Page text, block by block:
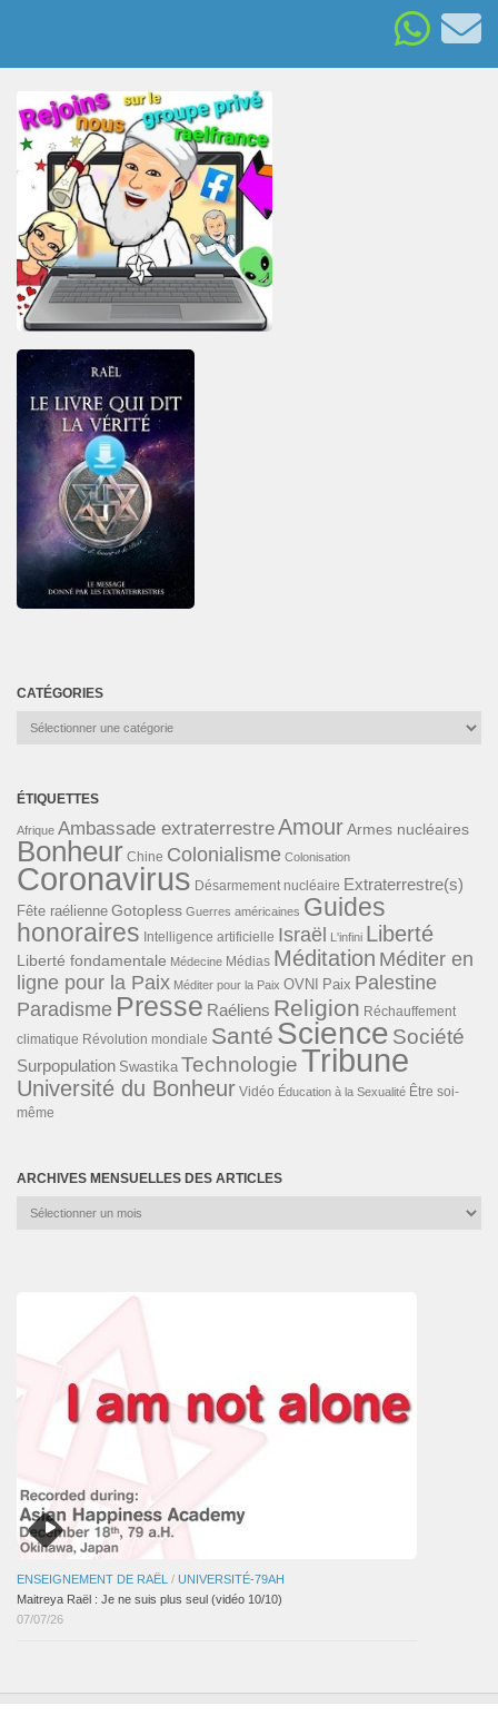
CATÉGORIES
Catégories
ÉTIQUETTES
Afrique Ambassade extraterrestreAmourArmes nucléaires
Bonheur Chine Colonialisme Colonisation
Coronavirus Désarmement nucléaire Extraterrestre(s)
Fête raélienne Gotopless Guerres américaines Guides
honoraires Intelligence artificielle Israël L'infini Liberté
Liberté fondamentale Médecine Médias Méditation Méditer en
ligne pour la Paix Méditer pour la Paix OVNI Paix Palestine
Paradisme Presse Raéliens Religion Réchauffement
climatique Révolution mondiale Santé Science Société
Surpopulation Swastika TechnologieTribune
Université du Bonheur Vidéo Éducation à la Sexualité Être soi-
même
ARCHIVES MENSUELLES DES ARTICLES
Archives
ENSEIGNEMENT DE RAËL / UNIVERSITÉ-79AH
Maitreya Raël : Je ne suis plus seul (vidéo 10/10)
07/07/26